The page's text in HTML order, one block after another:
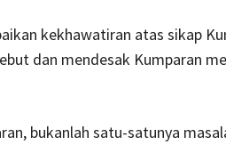
kekhawatiran atas sikap
dan mendesak Kumparan
bukanlah satu-satunya